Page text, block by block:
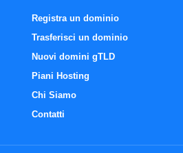
Registra un dominio
Trasferisci un dominio
Nuovi domini gTLD
Piani Hosting
Chi Siamo
Contatti